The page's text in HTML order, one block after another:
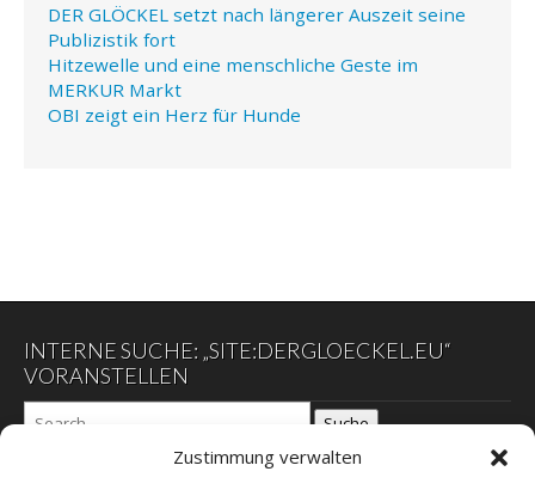
Zustimmung verwalten
DER GLÖCKEL setzt nach längerer Auszeit seine
Publizistik fort
Hitzewelle und eine menschliche Geste im
MERKUR Markt
OBI zeigt ein Herz für Hunde
INTERNE SUCHE: „SITE:DERGLOECKEL.EU“
VORANSTELLEN
Suche